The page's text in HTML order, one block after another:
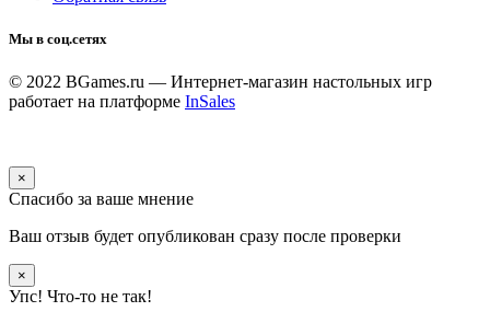
Мы в соц.сетях
© 2022 BGames.ru — Интернет-магазин настольных игр
работает на платформе InSales
×
Спасибо за ваше мнение
Ваш отзыв будет опубликован сразу после проверки
×
Упс! Что-то не так!